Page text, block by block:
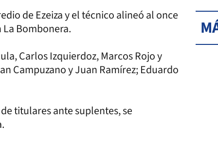
de Ezeiza y el técnico alineó al once
Bombonera.
Carlos Izquierdoz, Marcos Rojo y
Campuzano y Juan Ramírez; Eduardo
titulares ante suplentes, se